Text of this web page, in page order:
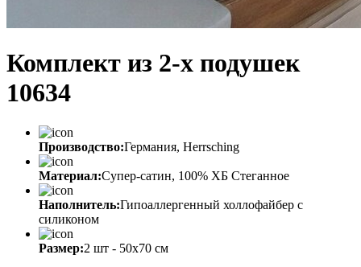
Комплект из 2-х подушек
10634
Производство:Германия, Herrsching
Материал:Супер-сатин, 100% ХБ Стеганное
Наполнитель:Гипоаллергенный холлофайбер с
силиконом
Размер:2 шт - 50х70 см